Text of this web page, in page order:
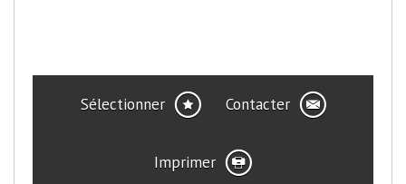
Sélectionner Contacter
Imprimer